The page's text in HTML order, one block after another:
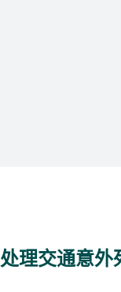
理交通意